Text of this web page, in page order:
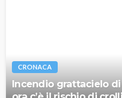
CRONACA
Incendio grattacielo